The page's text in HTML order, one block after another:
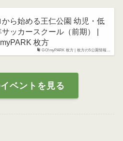
GO!myPARK 枚方 | 枚方の5公園情報…
から始める王仁公園 幼児・低
ッカースクール（前期） |
枚方
ベントを見る